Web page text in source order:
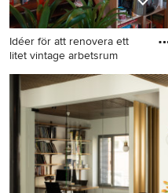
Idéer för att renovera ett
litet vintage arbetsrum
Idéer för att renovera ett litet
vintage arbetsrum, med ett
bibliotek, beige väggar,
laminatgolv, ett fristående
skrivbord och beiget golv